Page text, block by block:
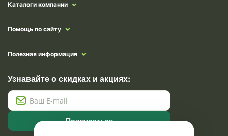
Каталоги компании
Помощь по сайту
Полезная информация
Узнавайте о скидках и акциях:
Подписаться